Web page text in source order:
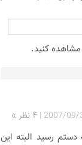
مشاهده کنید.
2007/09/
| ۴ نظر »
رسید البته این